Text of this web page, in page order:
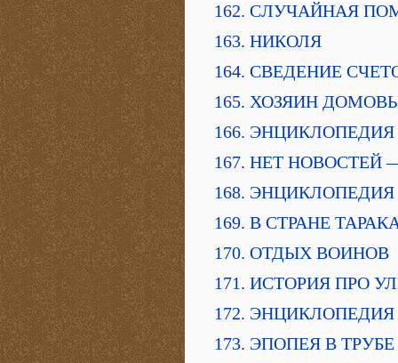
162. СЛУЧАЙНАЯ
163. НИКОЛЯ
164. СВЕДЕНИЕ
165. ХОЗЯИН
166. ЭНЦИКЛОПЕДИЯ
167. НЕТ НОВОСТЕЙ
168. ЭНЦИКЛОПЕДИЯ
169. В СТРАНЕ
170. ОТДЫХ ВОИНОВ
171. ИСТОРИЯ ПРО
172. ЭНЦИКЛОПЕДИЯ
173. ЭПОПЕЯ В ТРУБЕ